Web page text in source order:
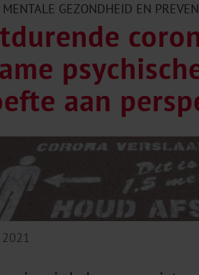
MENTALE GEZONDHEID EN
aan